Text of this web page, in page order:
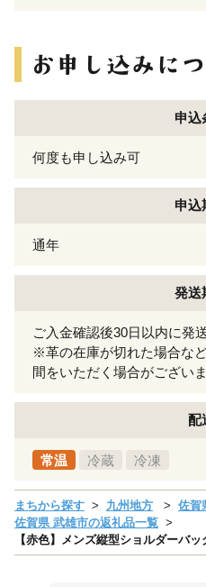
申込
何度も申し込み可
申込
通年
発送
ご入金確認後30日以内に発
※革の在庫が切れた場合な
間をいただく場合がございま
配
常温 冷蔵 冷凍
まちから探す 九州地方
佐賀
佐賀県 武雄市の返礼品一覧
【赤色】メンズ縦型ショルダーバ